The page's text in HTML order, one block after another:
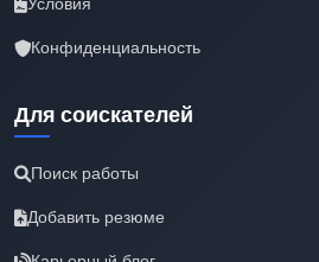
Конфиденциальность
Для соискателей
Поиск работы
Добавить резюме